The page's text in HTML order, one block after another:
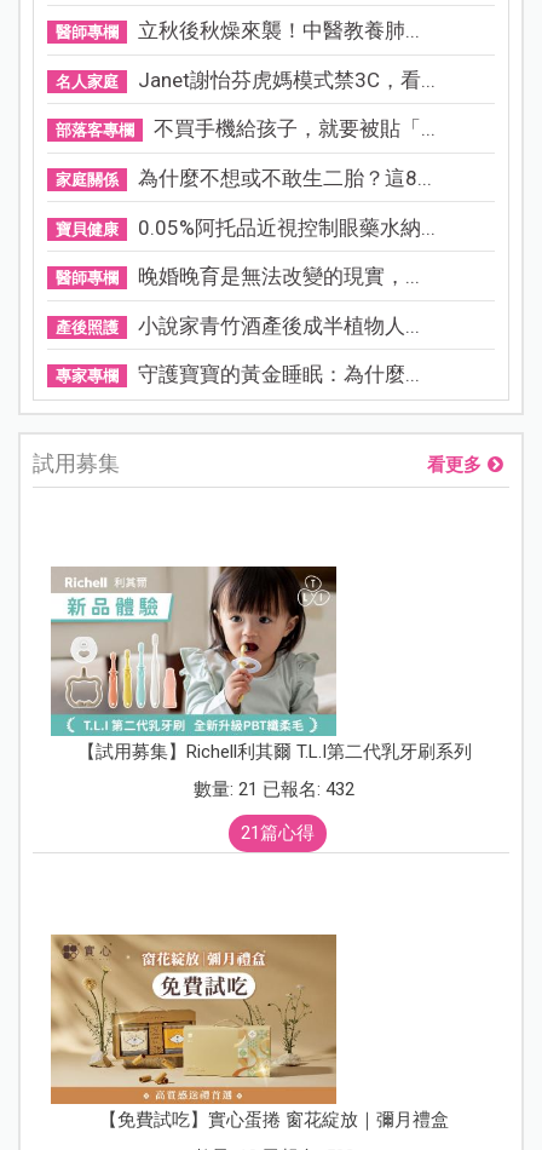
醫師專欄 立秋後秋燥來襲！中醫教養肺...
名人家庭 Janet謝怡芬虎媽模式禁3C，看...
部落客專欄 不買手機給孩子，就要被貼「...
家庭關係 為什麼不想或不敢生二胎？這8...
寶貝健康 0.05%阿托品近視控制眼藥水納...
醫師專欄 晚婚晚育是無法改變的現實，...
產後照護 小說家青竹酒產後成半植物人...
專家專欄 守護寶寶的黃金睡眠：為什麼...
試用募集 看更多
【試用募集】Richell利其爾 T.L.I第二代乳牙刷系列
數量: 21 已報名: 432
21篇心得
【免費試吃】實心蛋捲 窗花綻放｜彌月禮盒